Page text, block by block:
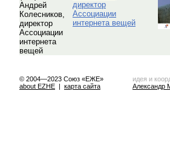
директор
Ассоциации
интернета вещей
© 2004—2023 Союз «ЕЖЕ»
about EZHE | карта сайта
идея и
Александр